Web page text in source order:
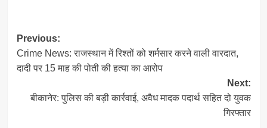
Post
navigation
Previous:
Crime News: राजस्थान में रिश्तों को शर्मसार करने वाली वारदात,
दादी पर 15 माह की पोती की हत्या का आरोप
Next:
बीकानेर: पुलिस की बड़ी कार्रवाई, अवैध मादक पदार्थ सहित दो युवक
गिरफ्तार